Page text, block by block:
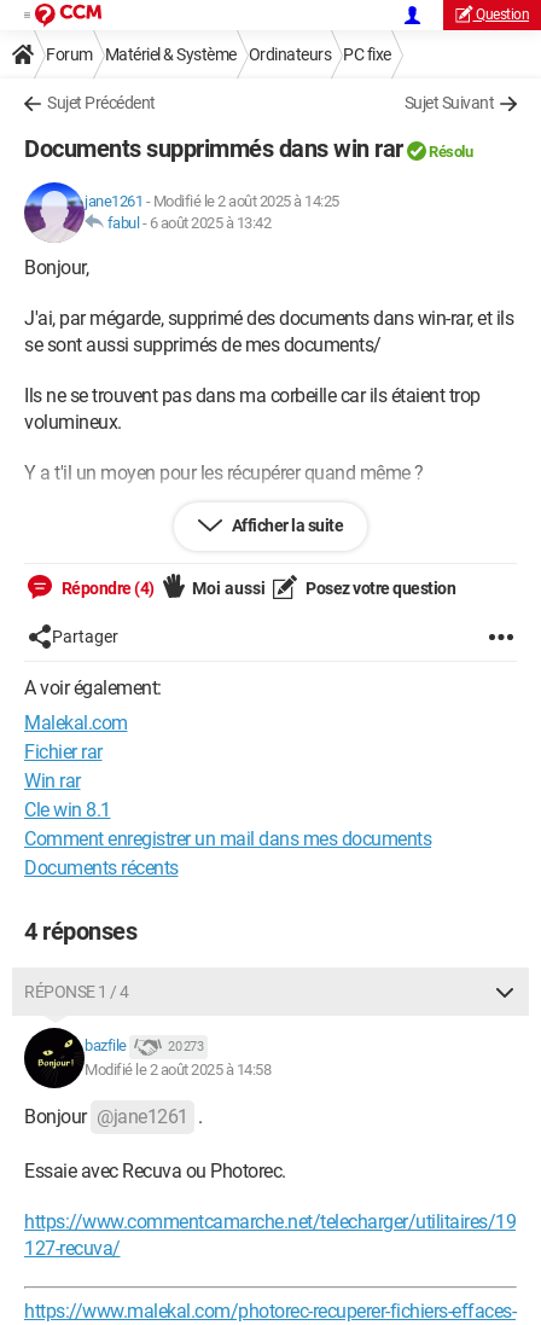
Question
Forum Matériel & Système Ordinateurs PC fixe
Sujet Précédent Sujet Suivant
Documents supprimmés dans win rar Résolu
jane1261 - Modifié le 2 août 2025 à 14:25
fabul - 6 août 2025 à 13:42
Bonjour,
J'ai, par mégarde, supprimé des documents dans win-rar, et ils
se sont aussi supprimés de mes documents/
Ils ne se trouvent pas dans ma corbeille car ils étaient trop
volumineux.
Y a t'il un moyen pour les récupérer quand même ?
Merci d'avance pour votre aide.
Jeannine
Afficher la suite
Répondre (4) Moi aussi Posez votre question
Partager
A voir également:
Malekal.com
Fichier rar
Win rar
Cle win 8.1
Comment enregistrer un mail dans mes documents
Documents récents
4 réponses
RÉPONSE 1 / 4
bazfile 20 273
Modifié le 2 août 2025 à 14:58
Bonjour @jane1261 .
Essaie avec Recuva ou Photorec.
https://www.commentcamarche.net/telecharger/utilitaires/19
127-recuva/
https://www.malekal.com/photorec-recuperer-fichiers-effaces-